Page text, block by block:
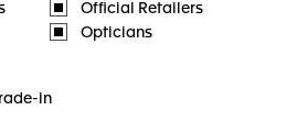
Official Retailers
Opticians
in